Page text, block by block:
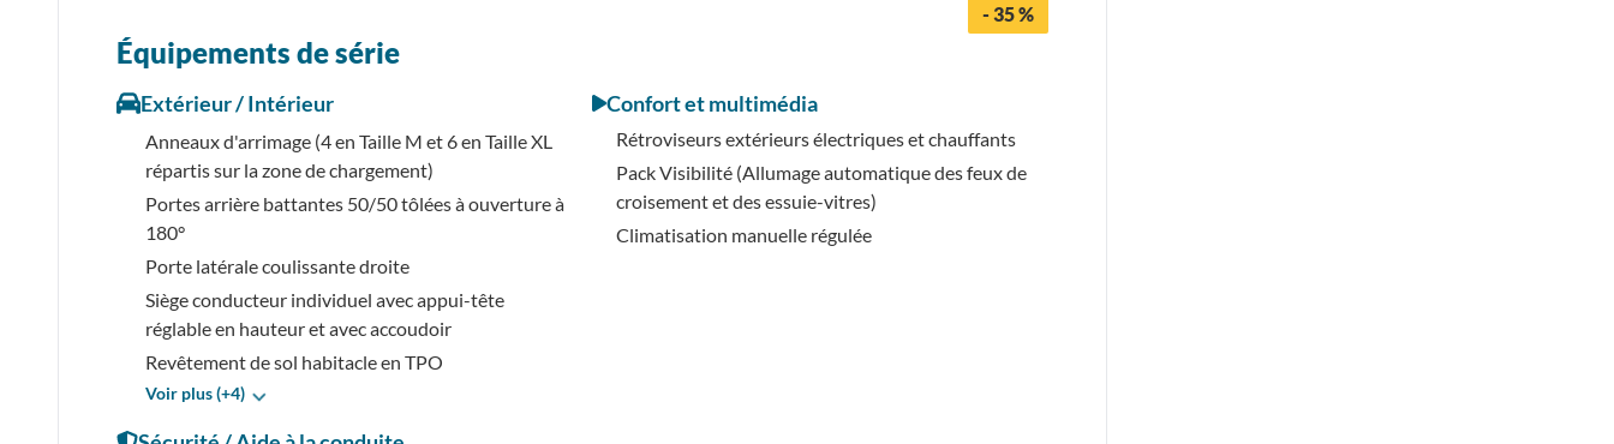
- 35 %
Équipements de série
Extérieur / Intérieur
Anneaux d'arrimage (4 en Taille M et 6 en Taille XL
répartis sur la zone de chargement)
Portes arrière battantes 50/50 tôlées à ouverture à
180°
Porte latérale coulissante droite
Siège conducteur individuel avec appui-tête
réglable en hauteur et avec accoudoir
Revêtement de sol habitacle en TPO
Voir plus (+4)
Confort et multimédia
Rétroviseurs extérieurs électriques et chauffants
Pack Visibilité (Allumage automatique des feux de
croisement et des essuie-vitres)
Climatisation manuelle régulée